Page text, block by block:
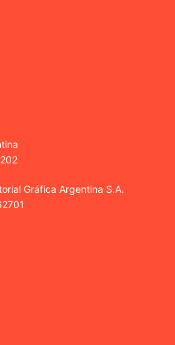
Gráfica Argentina S.A.